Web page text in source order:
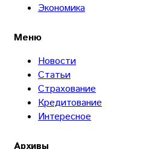
Экономика
Меню
Новости
Статьи
Страхование
Кредитование
Интересное